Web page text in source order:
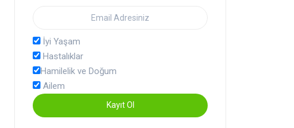
İyi Yaşam
Hastalıklar
Hamilelik ve Doğum
Ailem
Kayıt Ol